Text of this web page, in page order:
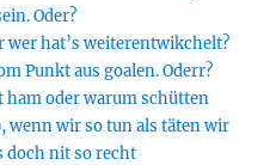
Oder?
wer hat’s weiterentwikchelt?
Punkt aus goalen. Oderr?
ham oder warum schütten
wenn wir so tun als täten wir
doch nit so recht